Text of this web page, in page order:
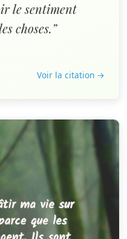
le sentiment
choses.”
Voir la citation →